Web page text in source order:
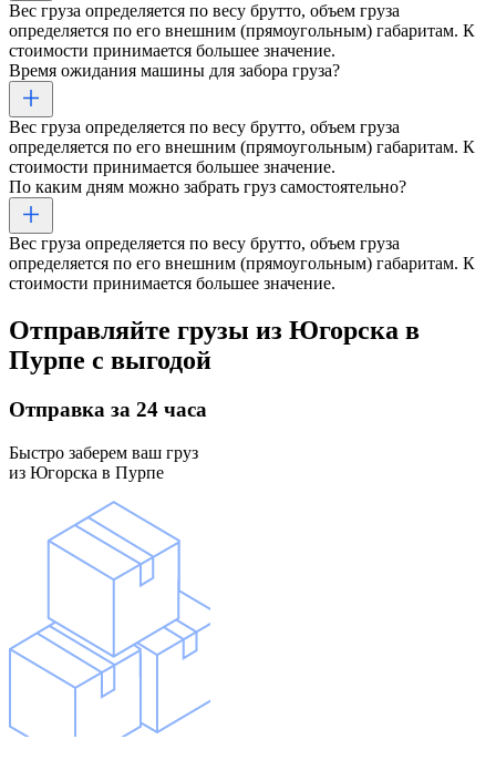
Вес груза определяется по весу брутто, объем груза
определяется по его внешним (прямоугольным) габаритам. К
стоимости принимается большее значение.
Время ожидания машины для забора груза?
Вес груза определяется по весу брутто, объем груза
определяется по его внешним (прямоугольным) габаритам. К
стоимости принимается большее значение.
По каким дням можно забрать груз самостоятельно?
Вес груза определяется по весу брутто, объем груза
определяется по его внешним (прямоугольным) габаритам. К
стоимости принимается большее значение.
Отправляйте грузы из Югорска в
Пурпе с выгодой
Отправка за 24 часа
Быстро заберем ваш груз
из Югорска в Пурпе